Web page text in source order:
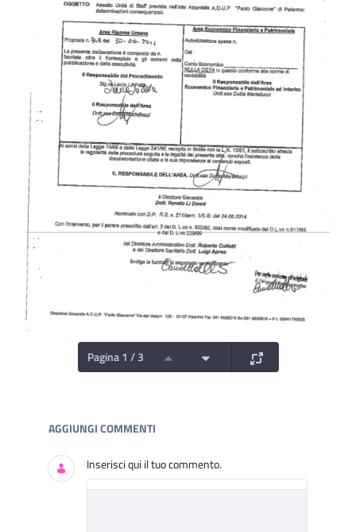
Pagina 1 / 3
Documenti e Media
AGGIUNGI COMMENTI
Inserisci qui il tuo commento.